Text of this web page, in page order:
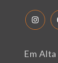
Em Alta